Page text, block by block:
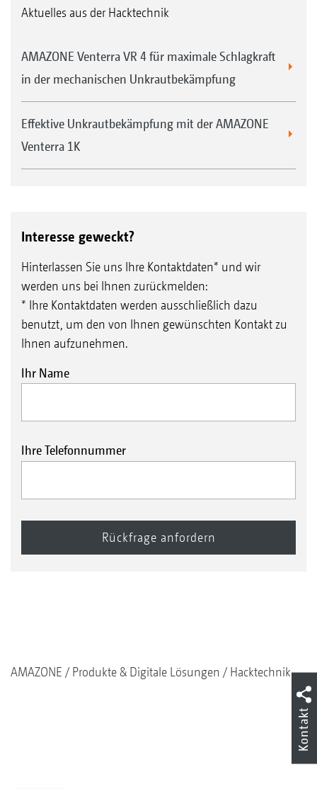
Aktuelles aus der Hacktechnik
AMAZONE Venterra VR 4 für maximale Schlagkraft
in der mechanischen Unkrautbekämpfung
Effektive Unkrautbekämpfung mit der AMAZONE
Venterra 1K
Interesse geweckt?
Hinterlassen Sie uns Ihre Kontaktdaten* und wir
werden uns bei Ihnen zurückmelden:
* Ihre Kontaktdaten werden ausschließlich dazu
benutzt, um den von Ihnen gewünschten Kontakt zu
Ihnen aufzunehmen.
Ihr Name
Ihre Telefonnummer
AMAZONE Produkte & Digitale Lösungen Hacktechnik
Kontakt